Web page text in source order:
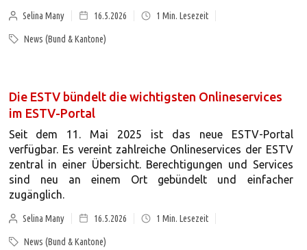
Selina Many 16.5.2026 1 Min. Lesezeit
News (Bund & Kantone)
Die ESTV bündelt die wichtigsten Onlineservices
im ESTV-Portal
Seit dem 11. Mai 2025 ist das neue ESTV-Portal
verfügbar. Es vereint zahlreiche Onlineservices der ESTV
zentral in einer Übersicht. Berechtigungen und Services
sind neu an einem Ort gebündelt und einfacher
zugänglich.
Selina Many 16.5.2026 1 Min. Lesezeit
News (Bund & Kantone)